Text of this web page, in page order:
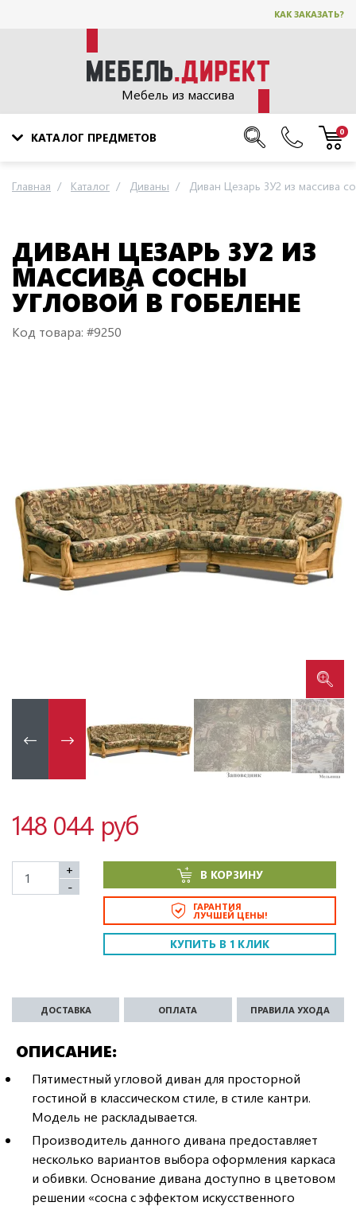
КАК ЗАКАЗАТЬ?
Мебель из массива
КАТАЛОГ ПРЕДМЕТОВ 0
Главная Каталог Диваны Диван Цезарь 3У2 из массива
ДИВАН ЦЕЗАРЬ 3У2 ИЗ
МАССИВА СОСНЫ
УГЛОВОЙ В ГОБЕЛЕНЕ
Код товара: #9250
148 044 руб
+
-
В КОРЗИНУ
ГАРАНТИЯ
ЛУЧШЕЙ ЦЕНЫ!
КУПИТЬ В 1 КЛИК
ОПИСАНИЕ
ДОСТАВКА ОПЛАТА ПРАВИЛА УХОДА
Пятиместный угловой диван для просторной
гостиной в классическом стиле, в стиле кантри.
Модель не раскладывается.
Производитель данного дивана предоставляет
несколько вариантов выбора оформления каркаса
и обивки. Основание дивана доступно в цветовом
решении «сосна с эффектом искусственного